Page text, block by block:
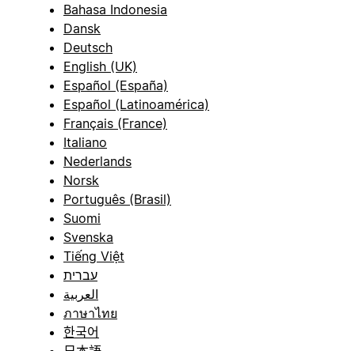
Bahasa Indonesia
Dansk
Deutsch
English (UK)
Español (España)
Español (Latinoamérica)
Français (France)
Italiano
Nederlands
Norsk
Português (Brasil)
Suomi
Svenska
Tiếng Việt
עברית
العربية
ภาษาไทย
한국어